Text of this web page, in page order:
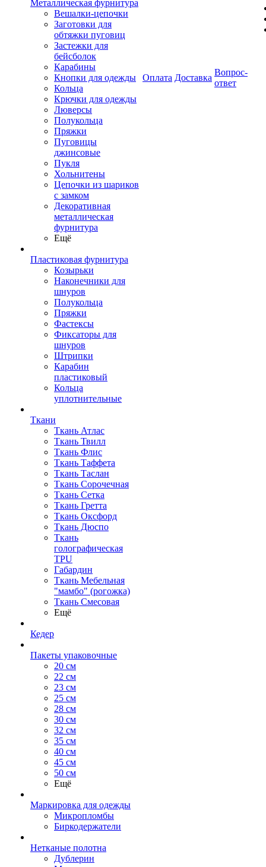
Металлическая фурнитура
Вешалки-цепочки
Заготовки для
обтяжки пуговиц
Застежки для
бейсболок
Карабины
Кнопки для одежды
Кольца
Крючки для одежды
Люверсы
Полукольца
Пряжки
Пуговицы
джинсовые
Пукля
Хольнитены
Цепочки из шариков
с замком
Декоративная
металлическая
фурнитура
Ещё
Пластиковая фурнитура
Козырьки
Наконечники для
шнуров
Полукольца
Пряжки
Фастексы
Фиксаторы для
шнуров
Штрипки
Карабин
пластиковый
Кольца
уплотнительные
Ткани
Ткань Атлас
Ткань Твилл
Ткань Флис
Ткань Таффета
Ткань Таслан
Ткань Сорочечная
Ткань Сетка
Ткань Гретта
Ткань Оксфорд
Ткань Дюспо
Ткань
голографическая
TPU
Габардин
Ткань Мебельная
"мамбо" (рогожка)
Ткань Смесовая
Ещё
Кедер
Пакеты упаковочные
20 см
22 см
23 см
25 см
28 см
30 см
32 см
35 см
40 см
45 см
50 см
Ещё
Маркировка для одежды
Микропломбы
Биркодержатели
Нетканые полотна
Дублерин
Оплата Доставка
Вопрос-
ответ